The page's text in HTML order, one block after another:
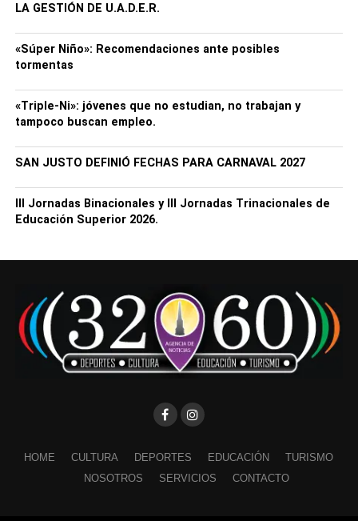
LA GESTIÓN DE U.A.D.E.R.
«Súper Niño»: Recomendaciones ante posibles
tormentas
«Triple-Ni»: jóvenes que no estudian, no trabajan y
tampoco buscan empleo.
SAN JUSTO DEFINIÓ FECHAS PARA CARNAVAL 2027
III Jornadas Binacionales y III Jornadas Trinacionales de
Educación Superior 2026.
HOME CULTURA DEPORTES EDUCACIÓN
TURISMO
NOSOTROS
SERVICIOS CONTACTO